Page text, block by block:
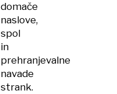
domače
naslove,
spol
in
prehranjevalne
navade
strank.